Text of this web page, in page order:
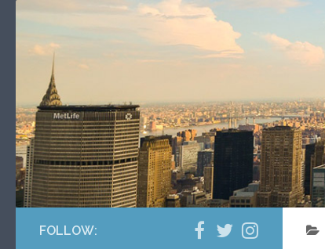
FOLLOW: